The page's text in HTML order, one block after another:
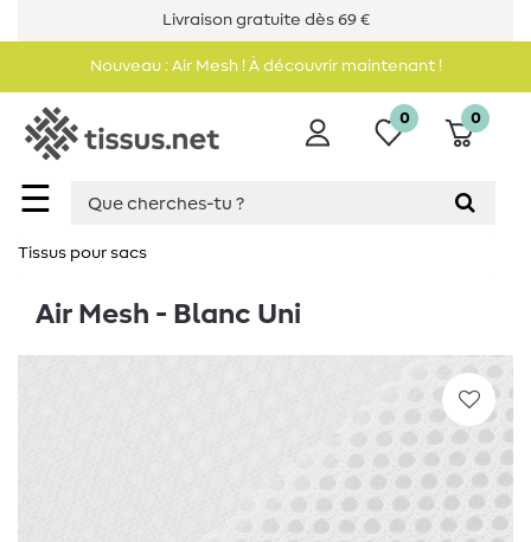
Livraison gratuite dès 69 €
Nouveau : Air Mesh ! À découvrir maintenant !
☰
0 0
Tissus pour sacs
Air Mesh - Blanc Uni